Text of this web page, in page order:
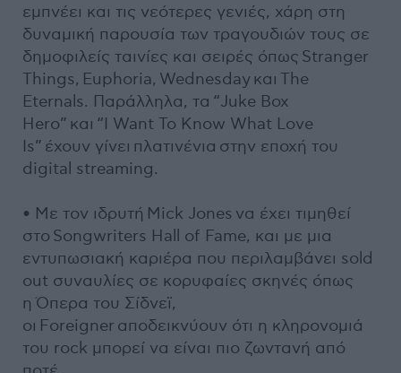
εμπνέει και τις νεότερες γενιές, χάρη στη
δυναμική παρουσία των τραγουδιών τους σε
δημοφιλείς ταινίες και σειρές όπως Stranger
Things, Euphoria, Wednesday και The
Eternals. Παράλληλα, τα “Juke Box
Hero” και “I Want To Know What Love
Is” έχουν γίνει πλατινένια στην εποχή του
digital streaming.
• Με τον ιδρυτή Mick Jones να έχει τιμηθεί
στο Songwriters Hall of Fame, και με μια
εντυπωσιακή καριέρα που περιλαμβάνει sold
out συναυλίες σε κορυφαίες σκηνές όπως
η Όπερα του Σίδνεϊ,
οι Foreigner αποδεικνύουν ότι η κληρονομιά
του rock μπορεί να είναι πιο ζωντανή από